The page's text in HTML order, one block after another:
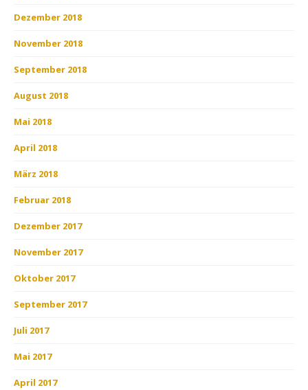
Dezember 2018
November 2018
September 2018
August 2018
Mai 2018
April 2018
März 2018
Februar 2018
Dezember 2017
November 2017
Oktober 2017
September 2017
Juli 2017
Mai 2017
April 2017